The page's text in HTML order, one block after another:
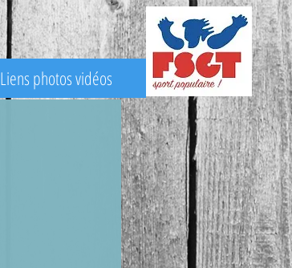
Liens photos vidéos